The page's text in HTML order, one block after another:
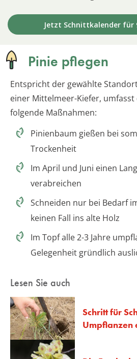
Jetzt Schnittkalender für
Pinie pflegen
Entspricht der gewählte
einer Mittelmeer-Kiefer,
folgende Maßnahmen:
Pinienbaum gießen bei
Trockenheit
Im April und Juni einen
verabreichen
Schneiden nur bei Bedarf
keinen Fall ins alte Holz
Im Topf alle 2-3 Jahre
Gelegenheit gründlich
Lesen Sie auch
Schritt für
Umpflanzen